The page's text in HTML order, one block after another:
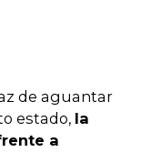
de aguantar
estado, la
a